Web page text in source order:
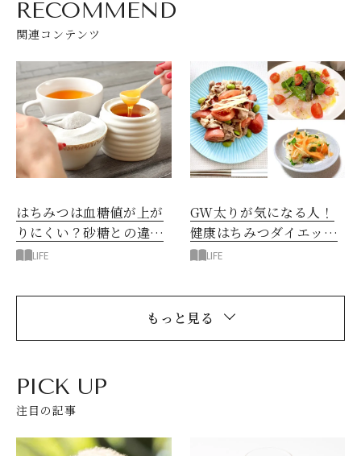
RECOMMEND
関連コンテンツ
はちみつは血糖値が上が
りにくい？砂糖との違い
は？
LIFE
GW太りが気になる人！
健康はちみつダイエット
レシピ
LIFE
もっと見る
PICK UP
注目の記事